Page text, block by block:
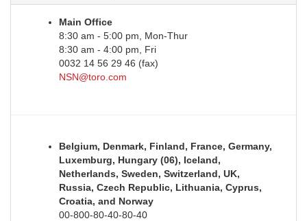
Main Office
8:30 am - 5:00 pm, Mon-Thur
8:30 am - 4:00 pm, Fri
0032 14 56 29 46 (fax)
NSN@toro.com
Belgium, Denmark, Finland, France, Germany,
Luxemburg, Hungary (06), Iceland,
Netherlands, Sweden, Switzerland, UK,
Russia, Czech Republic, Lithuania, Cyprus,
Croatia, and Norway
00-800-80-40-80-40